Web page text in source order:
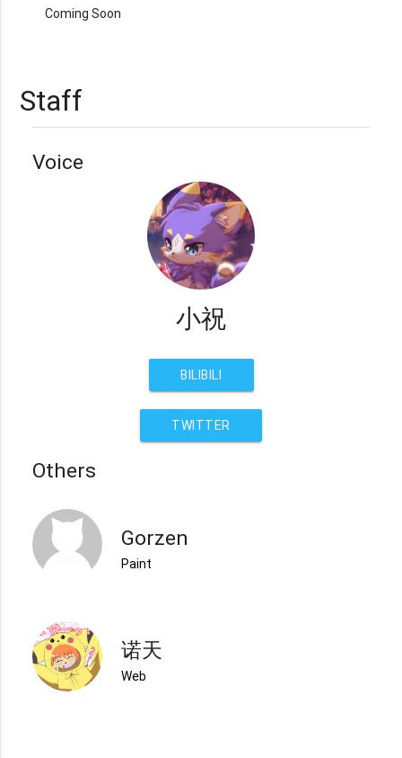
Coming Soon
Staff
Voice
小祝
BILIBILI
TWITTER
Others
Gorzen
Paint
诺天
Web